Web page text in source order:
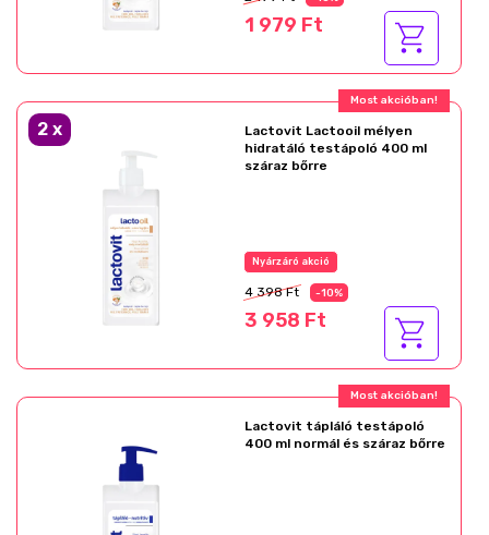
1 979 Ft
Most akcióban!
2 x
Lactovit Lactooil mélyen
hidratáló testápoló 400 ml
száraz bőrre
Nyárzáró akció
4 398 Ft -10%
3 958 Ft
Most akcióban!
Lactovit tápláló testápoló
400 ml normál és száraz bőrre